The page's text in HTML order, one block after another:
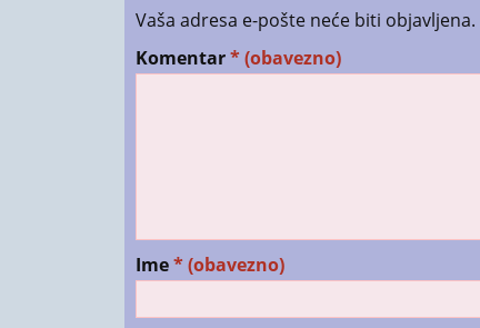
Vaša adresa e-pošte neće biti objavljena.
Komentar* (obavezno)
Ime* (obavezno)